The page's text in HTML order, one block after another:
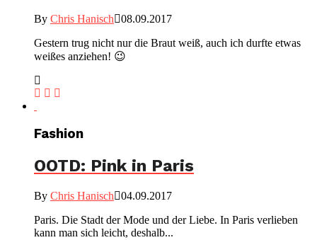
By Chris Hanisch
08.09.2017
Gestern trug nicht nur die Braut weiß, auch ich durfte etwas
weißes anziehen! 😉
Fashion
OOTD: Pink in Paris
By Chris Hanisch
04.09.2017
Paris. Die Stadt der Mode und der Liebe. In Paris verlieben
kann man sich leicht, deshalb...